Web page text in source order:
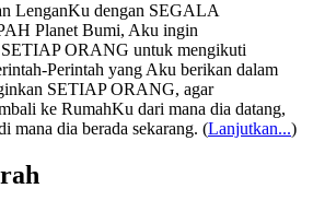
LenganKu dengan SEGALA
Planet Bumi, Aku ingin
ORANG untuk mengikuti
Perintah yang Aku berikan dalam
SETIAP ORANG, agar
ke RumahKu dari mana dia datang,
mana dia berada sekarang. (Lanjutkan...)